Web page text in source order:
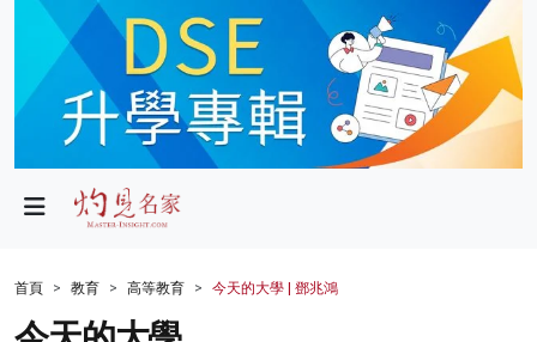
政局
財經
生活
首頁 教育 高等教育 今天的大學 | 鄧兆鴻